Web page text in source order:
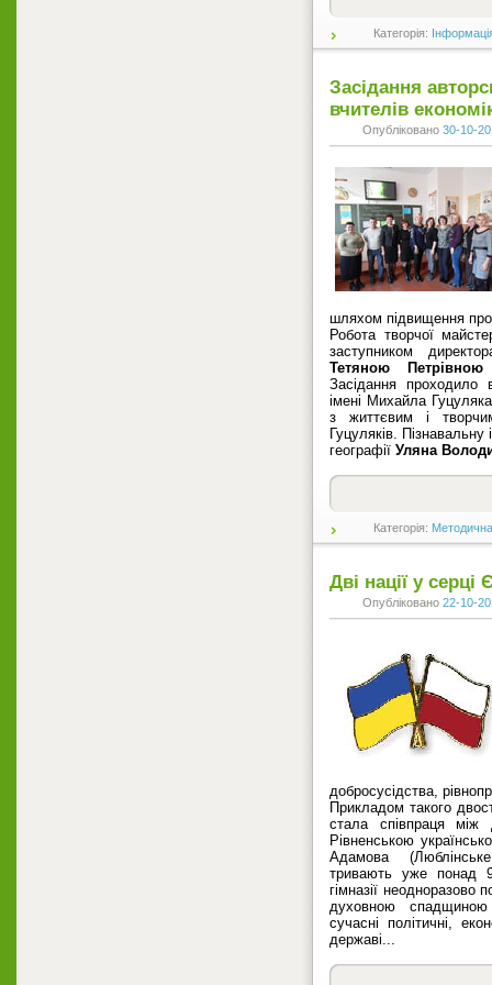
Категорія:
Засідання
вчителів
Опубліковано 30-10-
шляхом підвищення
Робота творчої
заступником
Тетяною
Засідання проходило
імені Михайла
з життєвим і
Гуцуляків.
географії Уляна
Категорія:
Дві нації у серці
Опубліковано 22-10-
добросусідства,
Прикладом такого
стала співпраця
Рівненською
Адамова
тривають уже понад
гімназії
духовною
сучасні політичні,
державі...